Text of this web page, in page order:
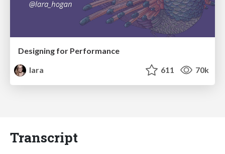
Designing for Performance
lara
611 70k
Transcript